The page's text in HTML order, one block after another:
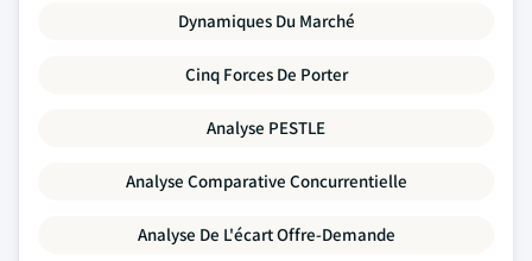
Dynamiques Du Marché
Cinq Forces De Porter
Analyse PESTLE
Analyse Comparative Concurrentielle
Analyse De L'écart Offre-Demande